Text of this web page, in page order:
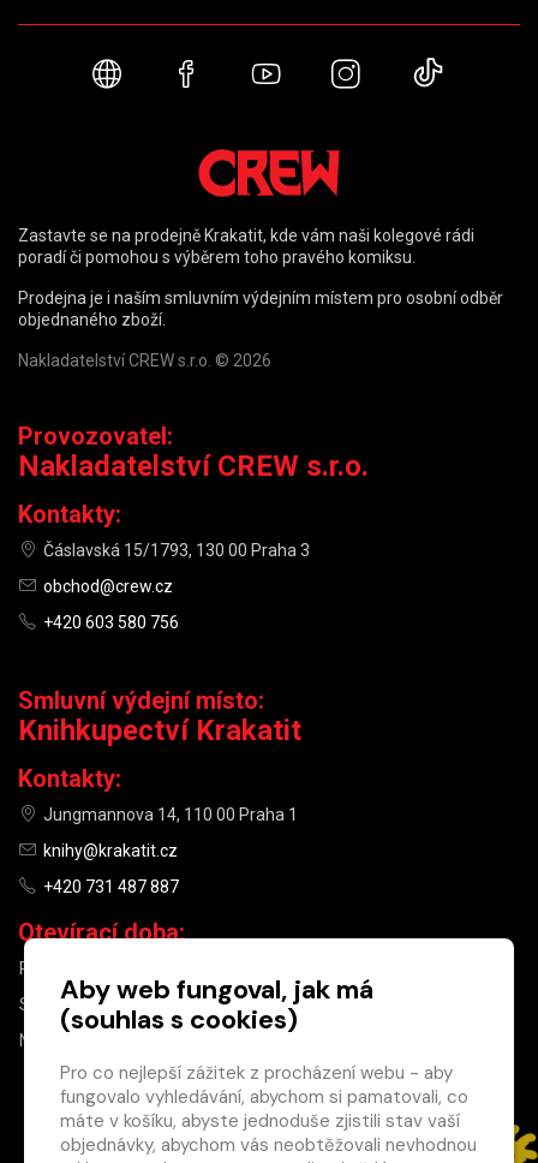
×
Máte u nás již
Webové stránky
FacebookYouTubeInstagram
Zastavte se na prodejně Krakatit, kde vám naši kolegové rádi
poradí či pomohou s výběrem toho pravého komiksu.
Prodejna je i naším smluvním výdejním místem pro osobní odběr
objednaného zboží.
Nakladatelství CREW s.r.o. © 2026
Provozovatel:
Nakladatelství CREW s.r.o.
Kontakty:
Čáslavská 15/1793, 130 00 Praha 3
obchod@crew.cz
+420 603 580 756
Smluvní výdejní místo:
Knihkupectví Krakatit
Kontakty:
Jungmannova 14, 110 00 Praha 1
knihy@krakatit.cz
+420 731 487 887
Otevírací doba:
PO–PÁ
SO
10:00–13:00
NE
Aby web fungoval, jak má
(souhlas s cookies)
Pro co nejlepší zážitek z procházení webu - aby
fungovalo vyhledávání, abychom si pamatovali, co
máte v košíku, abyste jednoduše zjistili stav vaší
objednávky, abychom vás neobtěžovali nevhodnou